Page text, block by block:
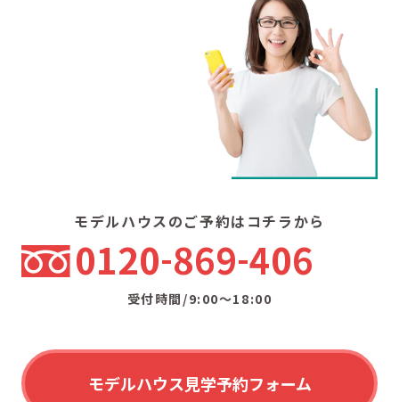
モデルハウスのご予約はコチラから
0120 869 406
受付時間/9:00〜18:00
モデルハウス見学予約フォーム